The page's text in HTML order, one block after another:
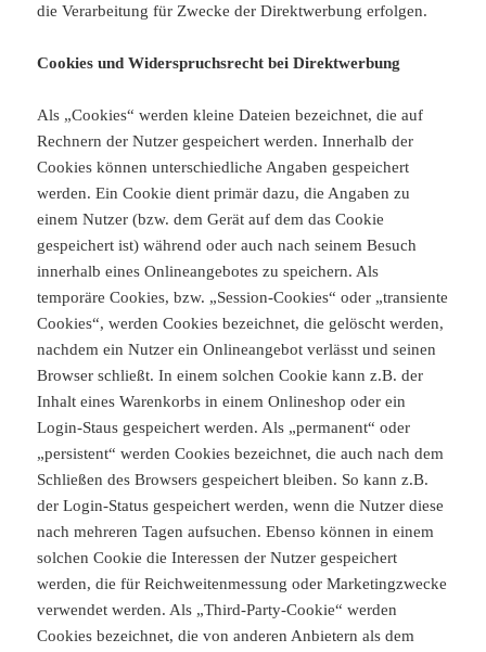
die Verarbeitung für Zwecke der Direktwerbung erfolgen.
Cookies und Widerspruchsrecht bei Direktwerbung
Als „Cookies“ werden kleine Dateien bezeichnet, die auf
Rechnern der Nutzer gespeichert werden. Innerhalb der
Cookies können unterschiedliche Angaben gespeichert
werden. Ein Cookie dient primär dazu, die Angaben zu
einem Nutzer (bzw. dem Gerät auf dem das Cookie
gespeichert ist) während oder auch nach seinem Besuch
innerhalb eines Onlineangebotes zu speichern. Als
temporäre Cookies, bzw. „Session-Cookies“ oder „transiente
Cookies“, werden Cookies bezeichnet, die gelöscht werden,
nachdem ein Nutzer ein Onlineangebot verlässt und seinen
Browser schließt. In einem solchen Cookie kann z.B. der
Inhalt eines Warenkorbs in einem Onlineshop oder ein
Login-Staus gespeichert werden. Als „permanent“ oder
„persistent“ werden Cookies bezeichnet, die auch nach dem
Schließen des Browsers gespeichert bleiben. So kann z.B.
der Login-Status gespeichert werden, wenn die Nutzer diese
nach mehreren Tagen aufsuchen. Ebenso können in einem
solchen Cookie die Interessen der Nutzer gespeichert
werden, die für Reichweitenmessung oder Marketingzwecke
verwendet werden. Als „Third-Party-Cookie“ werden
Cookies bezeichnet, die von anderen Anbietern als dem